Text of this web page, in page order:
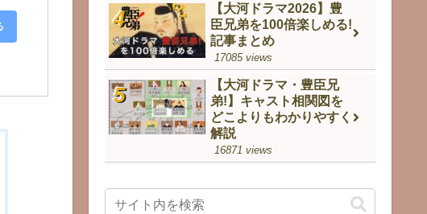
【大河ドラマ2026】豊
臣兄弟を100倍楽しめる!
記事まとめ
17085 views
【大河ドラマ・豊臣兄
弟!】キャスト相関図を
どこよりもわかりやすく
解説
16871 views